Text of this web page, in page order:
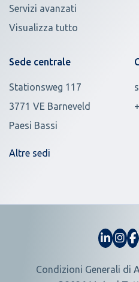
Servizi avanzati
Visualizza tutto
Sede centrale
Stationsweg 117
3771 VE Barneveld
Paesi Bassi
Altre sedi
Condizioni Generali di